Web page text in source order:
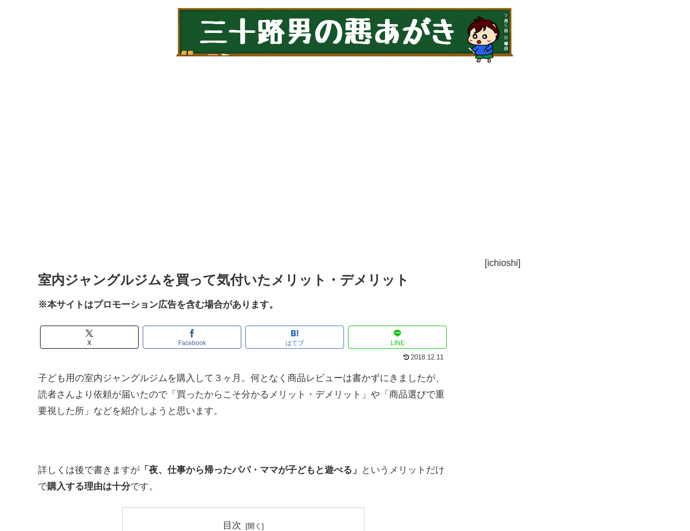
室内ジャングルジムを買って気付いたメリット・デメリット
※本サイトはプロモーション広告を含む場合があります。
X Facebook はてブ LINE
2018.12.11
子ども用の室内ジャングルジムを購入して３ヶ月。何となく商品レビューは書かずにきましたが、
読者さんより依頼が届いたので「買ったからこそ分かるメリット・デメリット」や「商品選びで重
要視した所」などを紹介しようと思います。
詳しくは後で書きますが 「夜、仕事から帰ったパパ・ママが子どもと遊べる」
というメリットだけ
で購入する理由は十分です。
目次
[ichioshi]